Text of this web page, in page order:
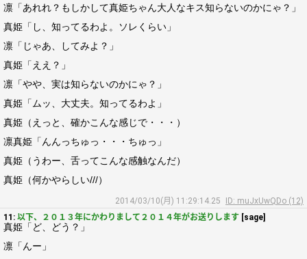
凛「あれれ？もしかして真姫ちゃん大人なキス知らないのかにゃ？」
真姫「し、知ってるわよ。ソレくらい」
凛「じゃあ、してみよ？」
真姫「ええ？」
凛「やや、実は知らないのかにゃ？」
真姫「ムッ、大丈夫。知ってるわよ」
真姫（えっと、確かこんな感じで・・・）
凛真姫「んんっちゅっ・・・ちゅっ」
真姫（うわー、舌ってこんな感触なんだ）
真姫（何かやらしい///）
2014/03/10(月) 11:29:14.25
ID: muJxUwQDo (12)
11: 以下、２０１３年にかわりまして２０１４年がお送りします [sage]
真姫「ど、どう？」
凛「んー」